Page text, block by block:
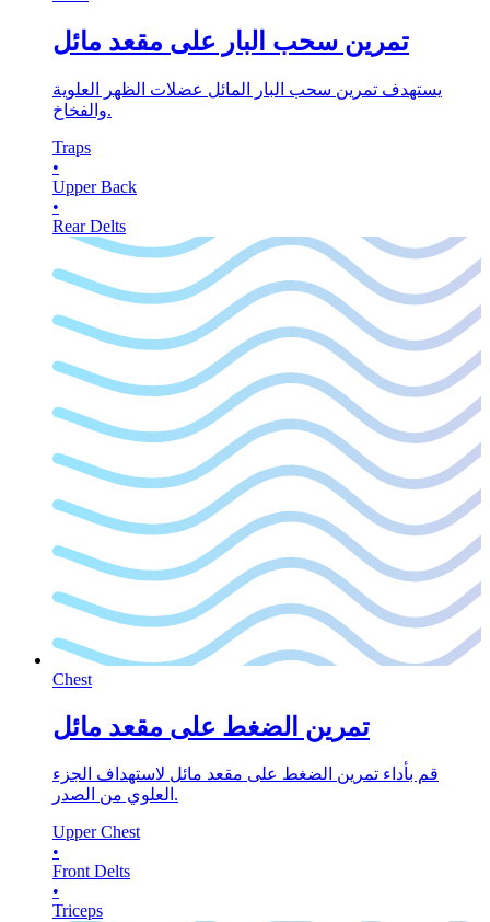
تمرين سحب البار على مقعد مائل
يستهدف تمرين سحب البار المائل عضلات الظهر العلوية
والفخاخ.
Traps
•
Upper Back
•
Rear Delts
Chest
تمرين الضغط على مقعد مائل
قم بأداء تمرين الضغط على مقعد مائل لاستهداف الجزء
العلوي من الصدر.
Upper Chest
•
Front Delts
•
Triceps